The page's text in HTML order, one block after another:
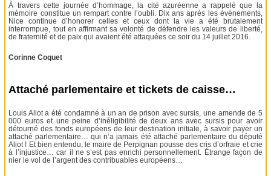
À travers cette journée d’hommage, la cité azuréenne a rappelé que la
mémoire constitue un rempart contre l’oubli. Dix ans après les événements,
Nice continue d’honorer celles et ceux dont la vie a été brutalement
interrompue, tout en affirmant sa volonté de défendre les valeurs de liberté,
de fraternité et de paix qui avaient été attaquées ce soir du 14 juillet 2016.
Corinne Coquet
Attaché parlementaire et tickets de caisse…
Louis Aliot a été condamné à un an de prison avec sursis, une amende de 5
000 euros et une peine d’inéligibilité de deux ans avec sursis pour avoir
détourné des fonds européens de leur destination initiale, à savoir payer un
attaché parlementaire… qui n’a jamais été attaché parlementaire du député
Aliot ! Et bien entendu, le maire de Perpignan pousse des cris d’orfraie et crie
à l’injustice… car il ne s’est pas enrichi personnellement. Étrange façon de
nier le vol de l’argent des contribuables européens…